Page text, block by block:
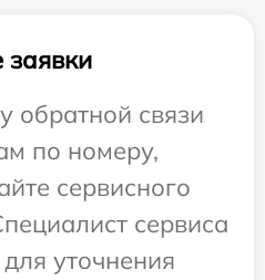
обратной связи
по номеру,
сервисного
сервиса
уточнения